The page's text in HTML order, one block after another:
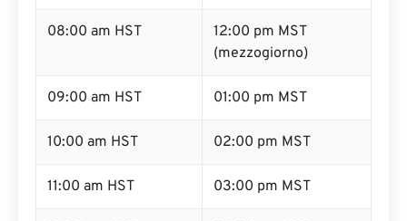
08:00 am HST
12:00 pm MST
(mezzogiorno)
09:00 am HST 01:00 pm MST
10:00 am HST 02:00 pm MST
11:00 am HST 03:00 pm MST